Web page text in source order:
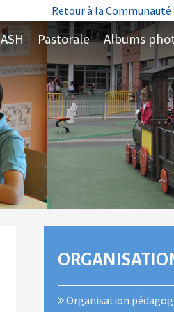
Retour à la
ASH Pastorale Albums
Organisation